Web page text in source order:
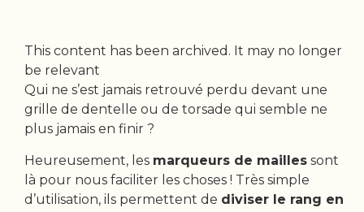
This content has been archived. It may no longer
be relevant
Qui ne s’est jamais retrouvé perdu devant une
grille de dentelle ou de torsade qui semble ne
plus jamais en finir ?
Heureusement, les marqueurs de mailles sont
là pour nous faciliter les choses ! Très simple
d’utilisation, ils permettent de diviser le rang en